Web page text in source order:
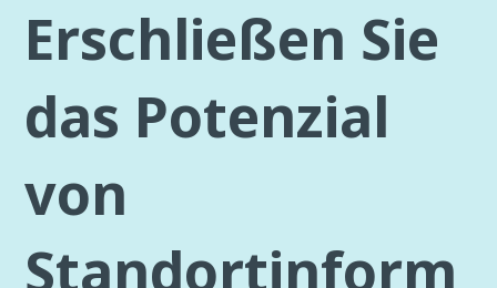
Erschließen Sie
das Potenzial
von
Standortinform